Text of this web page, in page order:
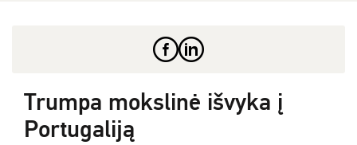
Trumpa mokslinė išvyka į
Portugaliją